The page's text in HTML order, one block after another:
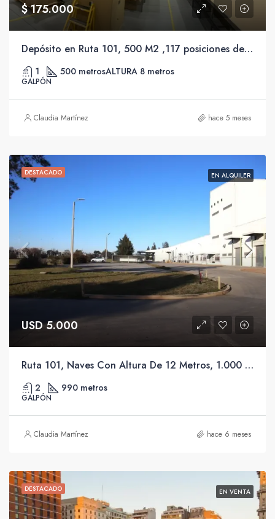
$ 175.000
Depósito en Ruta 101, 500 M2 ,117 posiciones de racks en tres niveles, Oficina y Seguridad 24 hs.
1 500 metrosALTURA 8 metros
GALPÓN
Claudia Martínez hace 5 meses
DESTACADO EN ALQUILER
USD 5.000
Ruta 101, Naves Con Altura De 12 Metros, 1.000 A 6.525 Metros Seguridad 24 Los 365 Días.
2 990 metros
GALPÓN
Claudia Martínez hace 6 meses
DESTACADO EN VENTA